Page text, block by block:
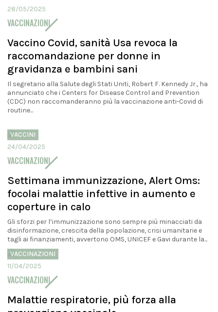
28/05/2025
VACCINAZIONI
Vaccino Covid, sanità Usa revoca la
raccomandazione per donne in
gravidanza e bambini sani
Il segretario alla Salute degli Stati Uniti, Robert F. Kennedy Jr., ha
annunciato che i Centers for Disease Control and Prevention
(CDC) non raccomanderanno più la vaccinazione anti-Covid di
routine...
VACCINI
24/04/2025
VACCINAZIONI
Settimana immunizzazione, Alert Oms:
focolai malattie infettive in aumento e
coperture in calo
Gli sforzi per l’immunizzazione sono sempre più minacciati da
disinformazione, crescita della popolazione, crisi umanitarie e
tagli ai finanziamenti, avvertono OMS, UNICEF e Gavi durante la...
VACCINAZIONI
11/04/2025
VACCINAZIONI
Malattie respiratorie, più forza alla